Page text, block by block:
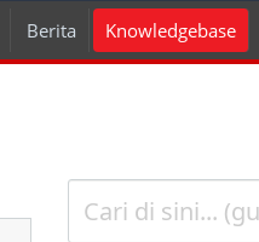
Berita Knowledgebase